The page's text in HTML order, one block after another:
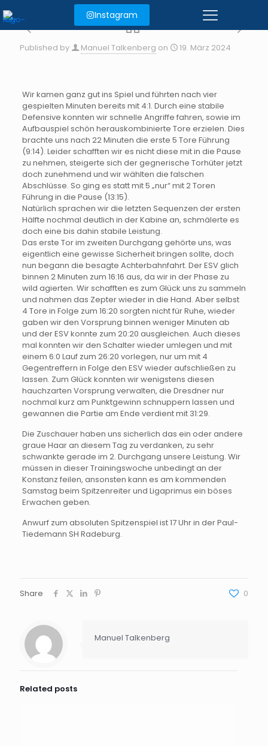
Instagram
Published by Manuel Talkenberg on 19. März 2024
Wir kamen ganz gut ins Spiel und führten nach vier
gespielten Minuten bereits mit 4:1. Durch eine stabile
Defensive konnten wir schnelle Angriffe fahren, sowie im
Aufbauspiel schön herauskombinierte Tore erzielen. Dies
brachte uns nach 22 Minuten die erste 5 Tore Führung
(9:14). Leider schafften wir es nicht diese mit in die Pause
zu nehmen, steigerte sich der gegnerische Torhüter jetzt
doch zunehmend und wir wählten die falschen
Abschlüsse. So ging es statt mit 5 „nur“ mit 2 Toren
Führung in die Pause (13:15).
Natürlich sprachen wir die letzten Sequenzen der ersten
Hälfte nochmal deutlich in der Kabine an, schmälerte es
doch eine bis dahin stabile Leistung.
Das erste Tor im zweiten Durchgang gehörte uns, was
eigentlich eine gewisse Sicherheit bringen sollte, doch
nun begann die besagte Achterbahnfahrt. Der ESV glich
binnen 2 Minuten zum 16:16 aus, da wir in der Phase zu
wild agierten. Wir schafften es zum Glück uns zu sammeln
und nahmen das Zepter wieder in die Hand. Aber selbst
4 Tore in Folge zum 16:20 sorgten nicht für Ruhe, wieder
gaben wir den Vorsprung binnen weniger Minuten ab
und der ESV konnte zum 20:20 ausgleichen. Auch dieses
mal konnten wir den Schalter wieder umlegen und mit
einem 6:0 Lauf zum 26:20 vorlegen, nur um mit 4
Gegentreffern in Folge den ESV wieder aufschließen zu
lassen. Zum Glück konnten wir wenigstens diesen
hauchzarten Vorsprung verwalten, die Dresdner nur
nochmal kurz am Punktgewinn schnuppern lassen und
gewannen die Partie am Ende verdient mit 31:29.
Die Zuschauer haben uns sicherlich das ein oder andere
graue Haar an diesem Tag zu verdanken, zu sehr
schwankte gerade im 2. Durchgang unsere Leistung. Wir
müssen in dieser Trainingswoche unbedingt an der
Konstanz feilen, ansonsten kann es am kommenden
Samstag beim Spitzenreiter und Ligaprimus ein böses
Erwachen geben.
Anwurf zum absoluten Spitzenspiel ist 17 Uhr in der Paul-
Tiedemann SH Radeburg.
Share 0
Manuel Talkenberg
Related posts